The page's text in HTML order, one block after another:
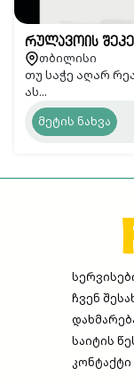
რულავოის
თბილისი
თუ საჭე აღარ
ას...
მეტის ნახვა
ჩვენ
საიტის
კონტაქტი